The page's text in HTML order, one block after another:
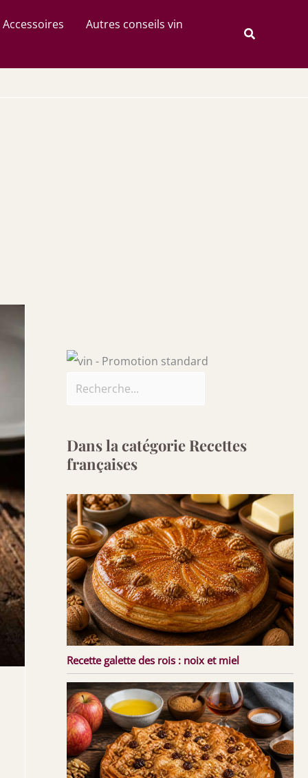
Accessoires
Autres conseils vin
Rechercher
Dans la catégorie Recettes
françaises
Recette galette des rois : noix et miel